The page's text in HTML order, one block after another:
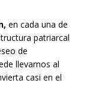
en cada una de
patriarcal
de
llevarnos al
casi en el